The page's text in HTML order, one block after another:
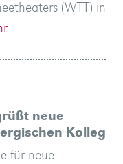
(WTT) in
neue
Kolleg
für neue